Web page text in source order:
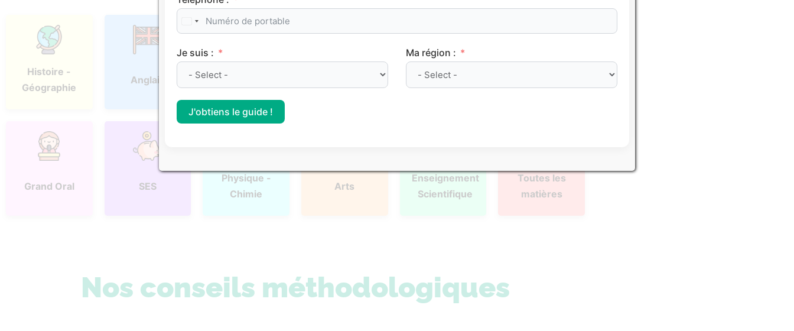
Histoire -
Géographie
Anglais Espagnol Philosophie
Grand Oral SES
Physique -
Chimie
Arts
Enseignement
Scientifique
Toutes les
matières
Nos conseils méthodologiques
Je suis : Ma région :
J'obtiens le guide !